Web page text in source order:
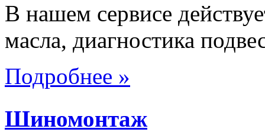
В нашем сервисе
масла, диагностика
Подробнее »
Шиномонтаж